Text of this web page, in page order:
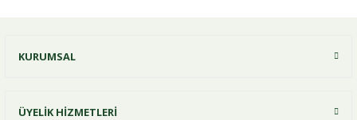
KURUMSAL
ÜYELİK HİZMETLERİ